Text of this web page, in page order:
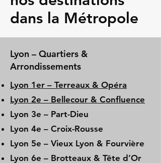
dans la Métropole
Lyon – Quartiers &
Arrondissements
Lyon 1er – Terreaux & Opéra
Lyon 2e – Bellecour & Confluence
Lyon 3e – Part-Dieu
Lyon 4e – Croix-Rousse
Lyon 5e – Vieux Lyon & Fourvière
Lyon 6e – Brotteaux & Tête d’Or